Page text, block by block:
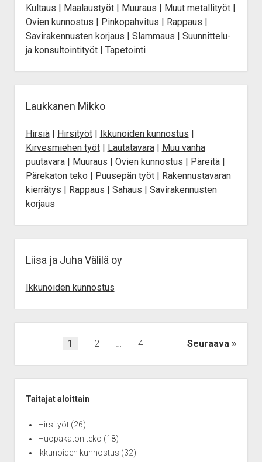
Kultaus | Maalaustyöt| Muuraus | Muut metallityöt|
Ovien kunnostus | Pinkopahvitus | Rappaus |
Savirakennusten korjaus | Slammaus | Suunnittelu-
ja konsultointityöt| Tapetointi
Laukkanen Mikko
Hirsiä| Hirsityöt| Ikkunoiden kunnostus |
Kirvesmiehen työt| Lautatavara| Muu vanha
puutavara| Muuraus | Ovien kunnostus | Päreitä|
Pärekaton teko | Puusepän työt| Rakennustavaran
kierrätys | Rappaus | Sahaus | Savirakennusten
korjaus
Liisa ja Juha Välilä oy
Ikkunoiden kunnostus
Artikkelien1 2 … 4 Seuraava
Taitajat aloittain
Hirsityöt(26)
Huopakaton teko (18)
Ikkunoiden kunnostus (32)